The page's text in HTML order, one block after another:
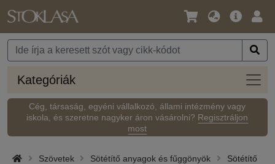
Nyelv
Pénznem
Fő
Kategóriák
Cég, társaság, egyéni vállalkozó, állami intézmény vagy
iskola, és szeretne nagyker áron vásárolni? Regisztráljon
most
Szövetek Sötétítő anyagok és fűggönyök
Sötétítő